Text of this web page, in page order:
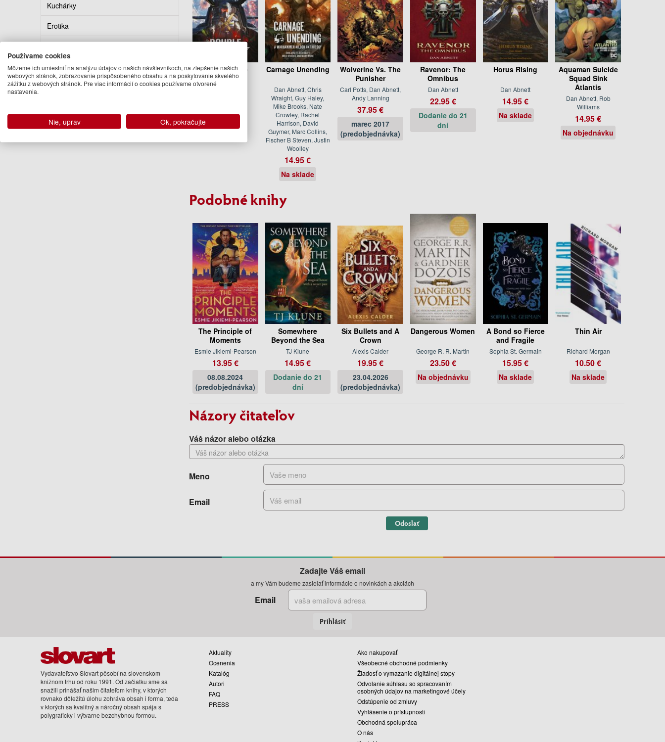
Kuchárky
Erotika
Turistickí sprievodcovia Double Eagle
Na sklade
Carnage Unending
Dan Abnett, Chris
Wraight, Guy Haley,
Mike Brooks, Nate
Crowley, Rachel
Harrison, David
Guymer, Marc Collins,
Fischer B Steven, Justin
Woolley
14.95 €
Na sklade
Wolverine Vs. The
Punisher
Carl Potts, Dan Abnett,
Andy Lanning
37.95 €
marec 2017
(predobjednávka)
Ravenor: The
Omnibus
Dan Abnett
22.95 €
Dodanie do 21
dní
Horus Rising
Dan Abnett
14.95 €
Na sklade
Aquaman Suicide
Squad Sink
Atlantis
Dan Abnett, Rob
Williams
14.95 €
Na objednávku
Podobné knihy
The Principle of
Moments
Esmie Jikiemi-Pearson
13.95 €
08.08.2024
(predobjednávka)
Somewhere
Beyond the Sea
TJ Klune
14.95 €
Dodanie do 21
dní
Six Bullets and A
Crown
Alexis Calder
19.95 €
23.04.2026
(predobjednávka)
Dangerous Women
George R. R. Martin
23.50 €
Na objednávku
A Bond so Fierce
and Fragile
Sophia St. Germain
15.95 €
Na sklade
Thin Air
Richard Morgan
10.50 €
Na sklade
Názory čitateľov
Váš názor alebo otázka
Meno
Email
Odoslať
Zadajte Váš email
a my Vám budeme zasielať informácie o novinkách a akciách
Email
Prihlásiť
Vydavateľstvo Slovart pôsobí na slovenskom
knižnom trhu od roku 1991. Od začiatku sme sa
snažili prinášať našim čitateľom knihy, v ktorých
rovnako dôležitú úlohu zohráva obsah i forma, teda
v ktorých sa kvalitný a náročný obsah spája s
polygraficky i výtvarne bezchybnou formou.
Aktuality
Ocenenia
Katalóg
Autori
FAQ
PRESS
Ako nakupovať
Všeobecné obchodné podmienky
Žiadosť o vymazanie digitálnej stopy
Odvolanie súhlasu so spracovaním
osobných údajov na marketingové účely
Odstúpenie od zmluvy
Vyhlásenie o prístupnosti
Obchodná spolupráca
O nás
Používame cookies
Môžeme ich umiestniť na analýzu údajov o našich návštevníkoch, na zlepšenie našich
webových stránok, zobrazovanie prispôsobeného obsahu a na poskytovanie skvelého
zážitku z webových stránok. Pre viac informácií o cookies používame otvorené
nastavenia.
Nie, uprav Ok, pokračujte